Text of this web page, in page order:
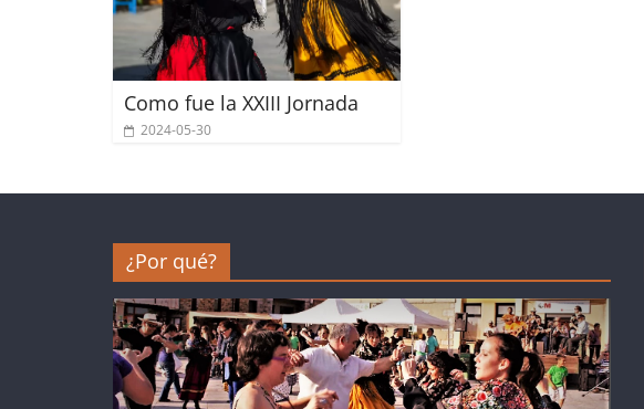
Como fue la XXIII Jornada
2024-05-30
¿Por qué?